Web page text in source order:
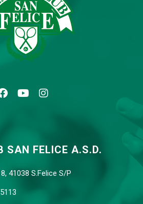
SAN FELICE A.S.D.
41038 S.Felice S/P